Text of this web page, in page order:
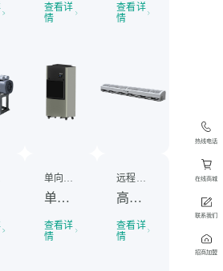
查看详
情
查看详
情
单向流循新风，恒湿度悦生活
单向流新风除湿机
查看详
情
远程射流 均匀供热
高大空间采暖机
查看详
情
热线电话
在线商城
联系我们
招商加盟